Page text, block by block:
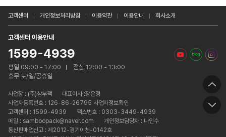
고객센터 개인정보처리방침 이용약관 이용안내 회사소개
고객센터 이용안내
1599-4939
평일 09:00 - 17:00
점심 12:00 - 13:00
휴무 토/일/공휴일
사업장 : (주)삼부팩
대표이사 :장은정
사업자등록번호 : 126-86-26795 사업자정보확인
고객센터 : 1599-4939
팩스번호 : 0303-3449-4939
메일 : samboopack@naver.com
개인정보담당자 : 나인수
통신판매업신고 : 제2012-경기이천-0142호